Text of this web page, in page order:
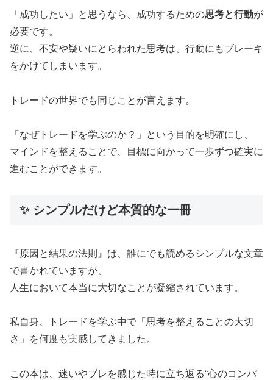
「成功したい」と思うなら、成功するための思考と行動が
必要です。
逆に、不安や疑いにとらわれた思考は、行動にもブレーキ
をかけてしまいます。
トレードの世界でも同じことが言えます。
「なぜトレードを学ぶのか？」という目的を明確にし、
マインドを整えることで、目標に向かって一歩ずつ確実に
進むことができます。
✨ シンプルだけど本質的な一冊
『原因と結果の法則』は、誰にでも読めるシンプルな文章
で書かれていますが、
人生において本当に大切なことが凝縮されています。
私自身、トレードを学ぶ中で「思考を整えることの大切
さ」を何度も実感してきました。
この本は、迷いやブレを感じた時に立ち返る“心のコンパ